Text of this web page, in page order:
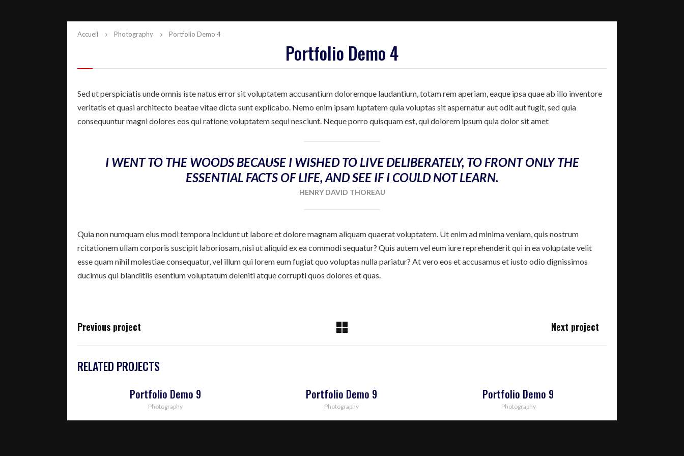
Accueil Photography Portfolio Demo 4
Portfolio Demo 4
Sed ut perspiciatis unde omnis iste natus error sit voluptatem accusantium doloremque laudantium, totam rem aperiam, eaque ipsa quae ab illo inventore
veritatis et quasi architecto beatae vitae dicta sunt explicabo. Nemo enim ipsam luptatem quia voluptas sit aspernatur aut odit aut fugit, sed quia
consequuntur magni dolores eos qui ratione voluptatem sequi nesciunt. Neque porro quisquam est, qui dolorem ipsum quia dolor sit amet
I WENT TO THE WOODS BECAUSE I WISHED TO LIVE DELIBERATELY, TO FRONT ONLY THE
ESSENTIAL FACTS OF LIFE, AND SEE IF I COULD NOT LEARN.
HENRY DAVID THOREAU
Quia non numquam eius modi tempora incidunt ut labore et dolore magnam aliquam quaerat voluptatem. Ut enim ad minima veniam, quis nostrum
rcitationem ullam corporis suscipit laboriosam, nisi ut aliquid ex ea commodi sequatur? Quis autem vel eum iure reprehenderit qui in ea voluptate velit
esse quam nihil molestiae consequatur, vel illum qui lorem eum fugiat quo voluptas nulla pariatur? At vero eos et accusamus et iusto odio dignissimos
ducimus qui blanditiis esentium voluptatum deleniti atque corrupti quos dolores et quas.
Previous project Next project
RELATED PROJECTS
Portfolio Demo 9
Photography
Portfolio Demo 9
Photography
Portfolio Demo 9
Photography